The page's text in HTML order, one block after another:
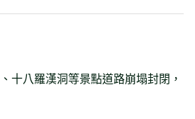
十八羅漢洞等景點道路崩塌封閉，